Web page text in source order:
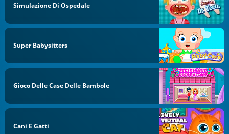
Simulazione Di Ospedale
Super Babysitters
Gioco Delle Case Delle Bambole
Cani E Gatti